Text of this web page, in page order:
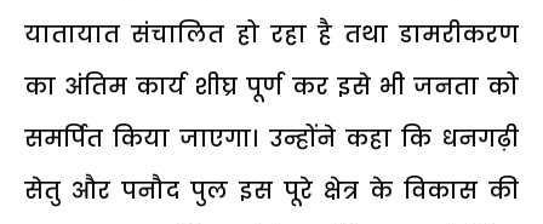
यातायात संचालित हो रहा है तथा डामरीकरण
का अंतिम कार्य शीघ्र पूर्ण कर इसे भी जनता को
समर्पित किया जाएगा। उन्होंने कहा कि धनगढ़ी
सेतु और पनौद पुल इस पूरे क्षेत्र के विकास की